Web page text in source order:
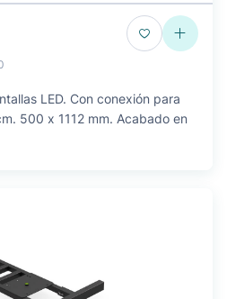
LED. Con conexión para
500 x 1112 mm. Acabado en